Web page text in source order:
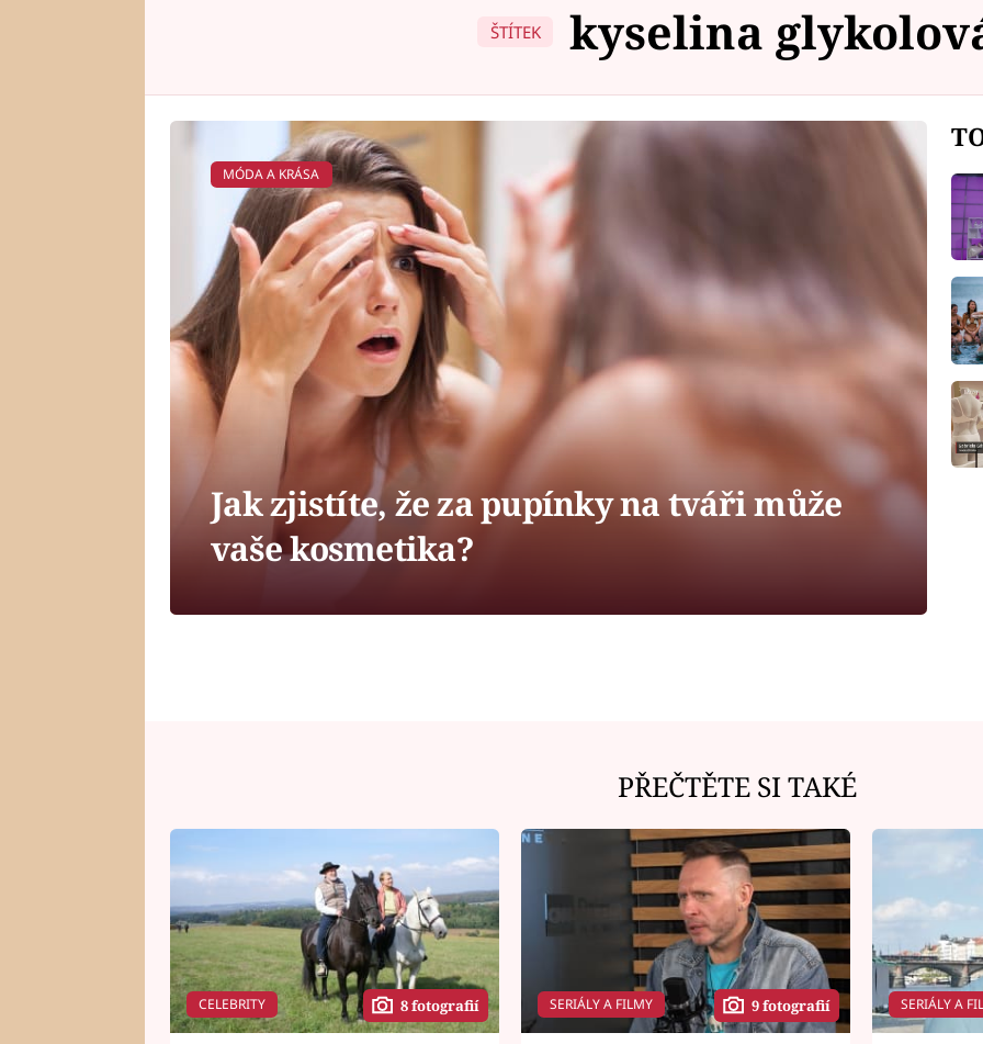
ŠTÍTEK kyselina
MÓDA A KRÁSA
Jak zjistíte, že za pupínky na tváři může
vaše kosmetika?
PŘEČTĚTE SI TAKÉ
CELEBRITY 8 fotografií SERIÁLY A FILMY 9 fotografií SERIÁLY A